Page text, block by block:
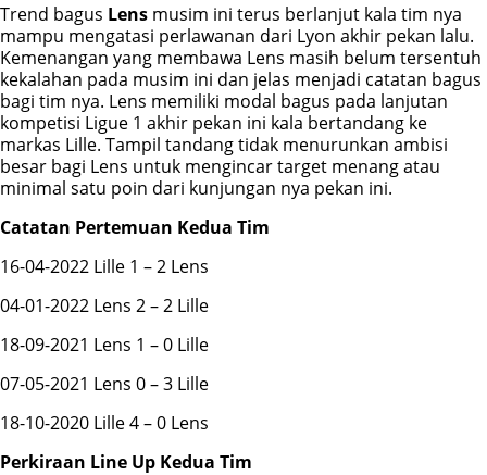
Trend bagus Lens musim ini terus berlanjut kala tim nya
mampu mengatasi perlawanan dari Lyon akhir pekan lalu.
Kemenangan yang membawa Lens masih belum tersentuh
kekalahan pada musim ini dan jelas menjadi catatan bagus
bagi tim nya. Lens memiliki modal bagus pada lanjutan
kompetisi Ligue 1 akhir pekan ini kala bertandang ke
markas Lille. Tampil tandang tidak menurunkan ambisi
besar bagi Lens untuk mengincar target menang atau
minimal satu poin dari kunjungan nya pekan ini.
Catatan Pertemuan Kedua Tim
16-04-2022 Lille 1 – 2 Lens
04-01-2022 Lens 2 – 2 Lille
18-09-2021 Lens 1 – 0 Lille
07-05-2021 Lens 0 – 3 Lille
18-10-2020 Lille 4 – 0 Lens
Perkiraan Line Up Kedua Tim